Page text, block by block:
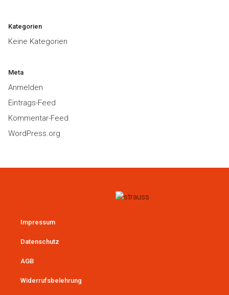
Kategorien
Keine Kategorien
Meta
Anmelden
Eintrags-Feed
Kommentar-Feed
WordPress.org
Impressum
Datenschutz
AGB
Widerrufsbelehrung